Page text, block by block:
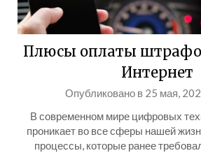
Плюсы оплаты
Интернет
Опубликовано в 25 мая,
В современном мире цифровых
проникает во все сферы нашей
процессы, которые ранее